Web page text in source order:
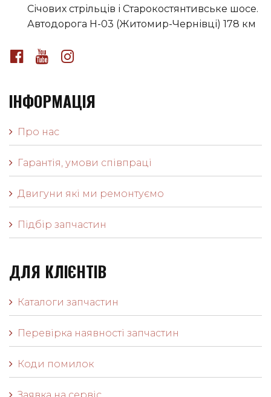
Січових стрільців і Старокостянтивське шосе.
Автодорога H-03 (Житомир-Чернівці) 178 км
ІНФОРМАЦІЯ
Про нас
Гарантія, умови співпраці
Двигуни які ми ремонтуємо
Підбір запчастин
ДЛЯ КЛІЄНТІВ
Каталоги запчастин
Перевірка наявності запчастин
Коди помилок